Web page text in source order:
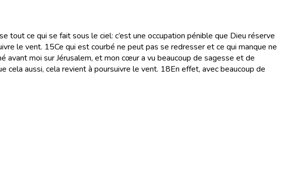
tout ce qui se fait sous le ciel: c’est une occupation pénible que Dieu réserve
le vent. 15Ce qui est courbé ne peut pas se redresser et ce qui manque ne
avant moi sur Jérusalem, et mon cœur a vu beaucoup de sagesse et de
cela aussi, cela revient à poursuivre le vent. 18En effet, avec beaucoup de